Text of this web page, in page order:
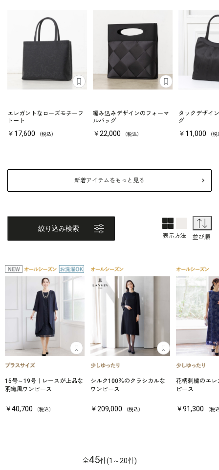
エレガントなローズモチーフ
トート
￥17,600 （税込）
編み込みデザインのフォーマ
ルバッグ
￥22,000 （税込）
タックデザイ
グ
￥11,000 （
新着アイテムをもっと見る
絞り込み検索
表示方法
1列表示
並び順
15号～19号｜レースが上品な
羽織風ワンピース
￥40,700 （税込）
シルク100％のクラシカルな
ワンピース
￥209,000 （税込）
花柄刺繍のエレ
ピース
￥91,300 （税
全45件(1～20件)